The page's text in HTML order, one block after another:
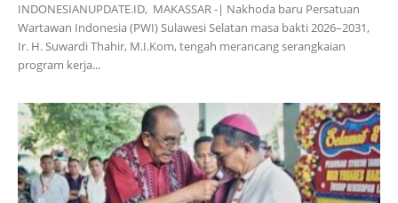
INDONESIANUPDATE.ID, MAKASSAR -| Nakhoda baru Persatuan
Wartawan Indonesia (PWI) Sulawesi Selatan masa bakti 2026–2031,
Ir. H. Suwardi Thahir, M.I.Kom, tengah merancang serangkaian
program kerja...